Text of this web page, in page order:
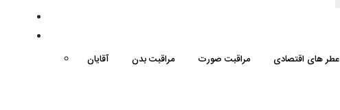
آقایان
مراقبت بدن مراقبت صورت عطر های اقتصادی